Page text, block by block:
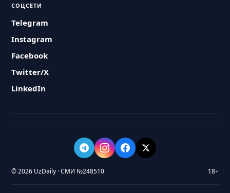
СОЦСЕТИ
Telegram
Instagram
Facebook
Twitter/X
LinkedIn
© 2026 UzDaily · СМИ №248510 18+